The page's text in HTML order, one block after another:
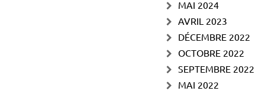
MAI 2024
AVRIL 2023
DÉCEMBRE 2022
OCTOBRE 2022
SEPTEMBRE 2022
MAI 2022